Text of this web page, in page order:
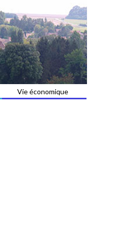
Vie économique